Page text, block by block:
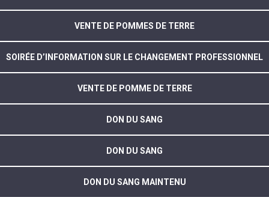
VENTE DE POMMES DE TERRE
SOIRÉE D’INFORMATION SUR LE CHANGEMENT PROFESSIONNEL
VENTE DE POMME DE TERRE
DON DU SANG
DON DU SANG
DON DU SANG MAINTENU